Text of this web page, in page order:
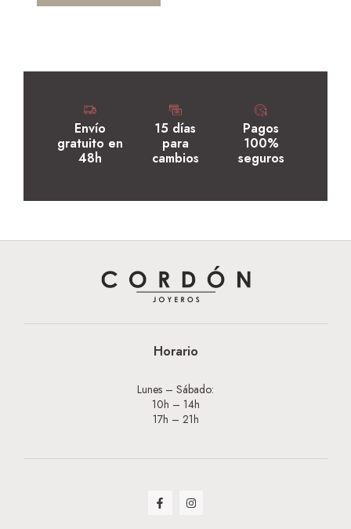
Envío
gratuito en
48h
15 días
para
cambios
Pagos
100%
seguros
Horario
Lunes – Sábado:
10h – 14h
17h – 21h